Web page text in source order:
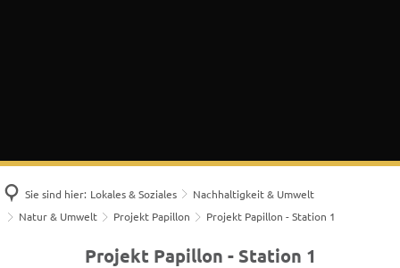
Sie sind hier: Lokales & Soziales
Nachhaltigkeit & Umwelt
Natur & Umwelt
Projekt Papillon Projekt Papillon - Station 1
Projekt Papillon - Station 1